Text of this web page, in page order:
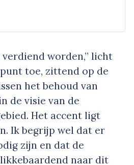
worden,” licht
toe, zittend op de
het behoud van
de visie van de
Het accent ligt
Ik begrijp wel dat er
zijn en dat de
naar dit